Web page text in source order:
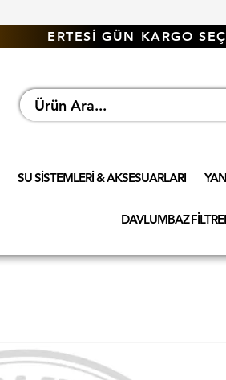
ERTESİ GÜN KARGO
SU SİSTEMLERİ & AKSESUARLARI
DAVLUMBAZ